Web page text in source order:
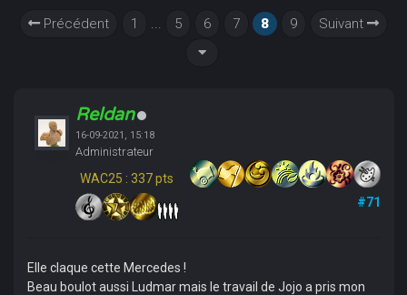
Précédent
1 ... 5 6 7 8 9 Suivant
Reldan
16-09-2021, 15:18
Administrateur
WAC25 : 337 pts
#71
Elle claque cette Mercedes !
Beau boulot aussi Ludmar mais le travail de Jojo a pris mon